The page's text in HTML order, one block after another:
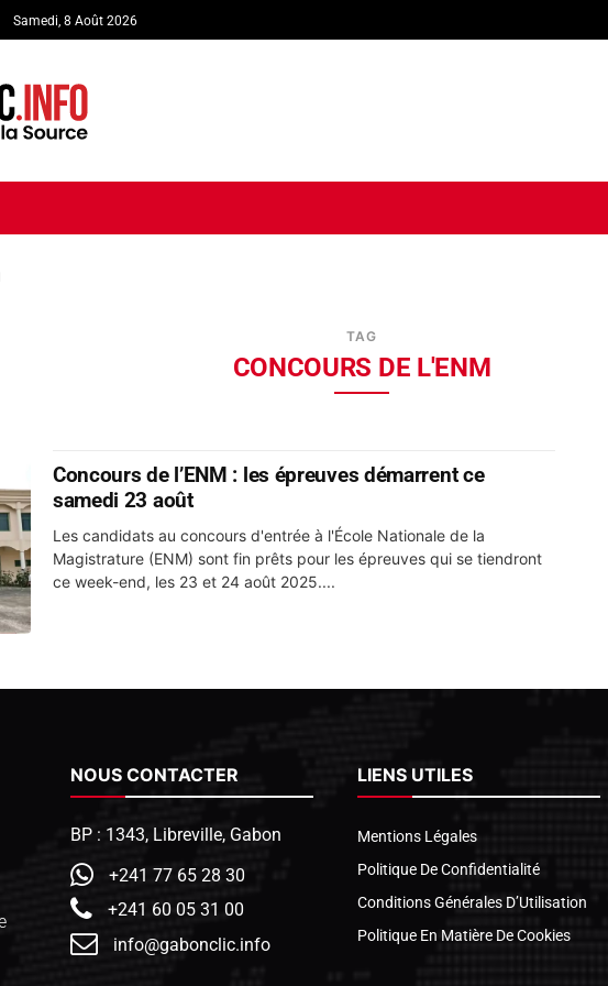
Samedi, 8 Août 2026
TAG
CONCOURS DE L'ENM
Concours de l’ENM : les épreuves démarrent ce
samedi 23 août
Les candidats au concours d'entrée à l'École Nationale de la
Magistrature (ENM) sont fin prêts pour les épreuves qui se tiendront
ce week-end, les 23 et 24 août 2025....
NOUS CONTACTER
BP : 1343, Libreville, Gabon
+241 77 65 28 30
+241 60 05 31 00
info@gabonclic.info
LIENS UTILES
Mentions Légales
Politique De Confidentialité
Conditions Générales D’Utilisation
Politique En Matière De Cookies